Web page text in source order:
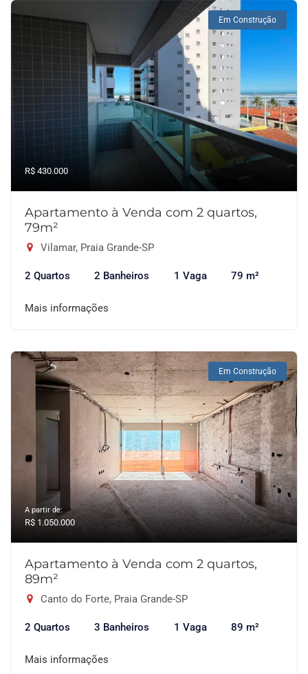
Em Construção
R$ 430.000
Apartamento à Venda com 2 quartos,
79m²
Vilamar, Praia Grande-SP
2 Quartos 2 Banheiros 1 Vaga 79 m²
Mais informações
Em Construção
A partir de:
R$ 1.050.000
Apartamento à Venda com 2 quartos,
89m²
Canto do Forte, Praia Grande-SP
2 Quartos 3 Banheiros 1 Vaga 89 m²
Mais informações